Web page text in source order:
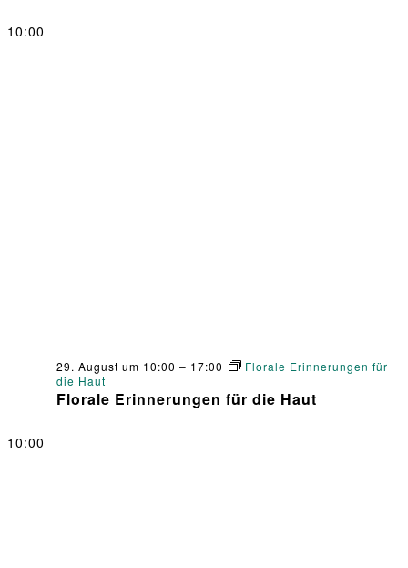
10:00
Florale Erinnerungen für die Haut
29. August um 10:00 – 17:00
Florale Erinnerungen für
die Haut
10:00